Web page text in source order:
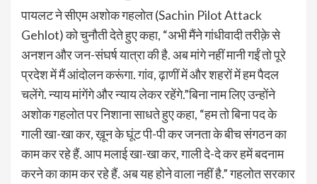
पायलट ने सीएम अशोक गहलोत (Sachin Pilot Attack
Gehlot) को चुनौती देते हुए कहा, “अभी मैंने गांधीवादी तरीक़े से
अनशन और जन-संघर्ष यात्रा की है. अब मांगे नहीं मानी गईं तो पूरे
प्रदेश में मैं आंदोलन करूंगा. गांव, ढ़ाणीं में और शहरों में हम पैदल
चलेंगे. न्याय मांगेंगे और न्याय लेकर रहेंगे.”बिना नाम लिए उन्होंने
अशोक गहलोत पर निशाना साधते हुए कहा, “हम तो बिना पद के
गाली खा-खा कर, ख़ून के घूंट पी-पी कर जनता के बीच संगठन का
काम कर रहे हैं. आप मलाई खा-खा कर, गाली दे-दे कर हमें बदनाम
करने का काम कर रहे हैं. अब यह होने वाला नहीं है.” गहलोत सरकार